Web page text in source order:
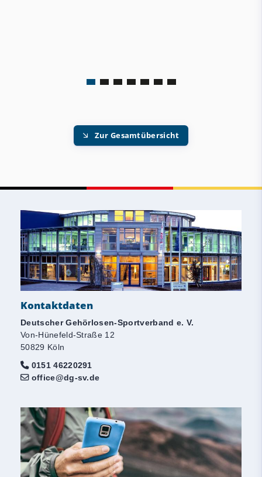
Zur Gesamtübersicht
Kontaktdaten
Deutscher Gehörlosen-Sportverband e. V.
Von-Hünefeld-Straße 12
50829 Köln
0151 46220291
office@dg-sv.de